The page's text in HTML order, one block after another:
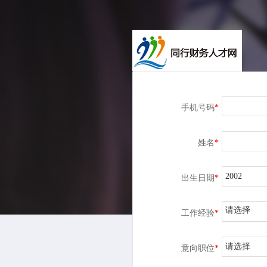
手机号码*
姓名*
出生日期*
工作经验* 请选择
意向职位* 请选择